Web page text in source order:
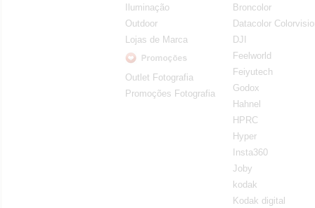
Iluminação
Outdoor
Lojas de Marca
Outlet Fotografia
Promoções Fotografia
Broncolor
Datacolor
DJI
Feelworld
Feiyutech
Godox
Hahnel
HPRC
Hyper
Insta360
Joby
kodak
Kodak digital